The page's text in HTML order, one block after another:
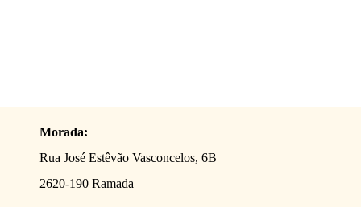
Morada:
Rua José Estêvão Vasconcelos, 6B
2620-190 Ramada